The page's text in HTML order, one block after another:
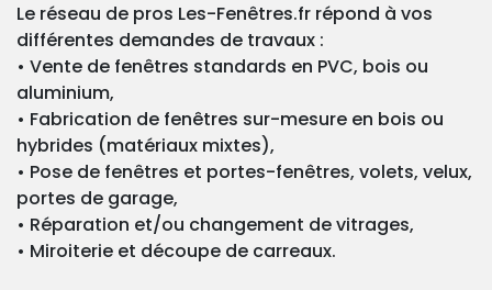
Le réseau de pros Les-Fenêtres.fr répond à vos
différentes demandes de travaux :
• Vente de fenêtres standards en PVC, bois ou
aluminium,
• Fabrication de fenêtres sur-mesure en bois ou
hybrides (matériaux mixtes),
• Pose de fenêtres et portes-fenêtres, volets, velux,
portes de garage,
• Réparation et/ou changement de vitrages,
• Miroiterie et découpe de carreaux.